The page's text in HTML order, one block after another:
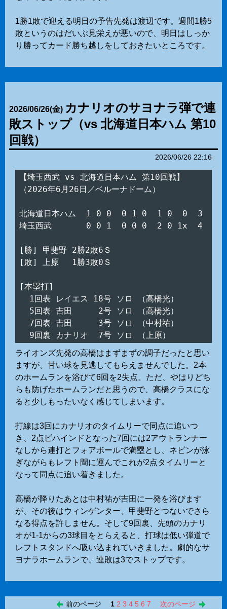
1勝1敗で迎える明日の予告先発は渡辺です。週間1勝5
敗というのはだいぶ見栄えが悪いので、明日はしっか
り勝ってカード勝ち越しをしておきたいところです。
2026/06/26(金) カナリオのサヨナラ弾で連
敗ストップ（vs 北海道日本ハム 第10
回戦）
2026/06/26 22:16
【埼玉西武 vs 北海道日本ハム 第10回戦】
（2026年6月26日／ベルーナドーム）
北海道日本ハム  1 0 0  0 1 0  1 0  0  3
埼玉西武　　　  0 0 1  0 0 0  2 0 1x  4
[勝] 甲斐野 2勝2敗6Ｓ
[敗] 上原　 1勝3敗0Ｓ
[本塁打]
ライオンズ先発の高橋はまずまずの調子だったと思い
ますが、甘い球を見逃してもらえませんでした。2本
のホームランを浴びて6回を2失点。ただ、やはりどち
らも防げたホームランだと思うので、高橋クラスにな
ると少しもったいなく感じてしまいます。
打線は3回にカナリオのタイムリーで同点に追いつ
き、2点ビハインドとなった7回には2アウトランナー
なしから連打とフォアボールで満塁とし、ネビンが泳
ぎながらもレフト間に運んでこれが2点タイムリーと
なって同点に追い着きました。
高橋が降りたあとは中村祐が吉田に一発を浴びます
が、その後はウィンゲンター、甲斐野とつないでさら
なる得点を許しません。そして9回裏、先頭のカナリ
オが1-1からの3球目をとらえると、打球は低い弾道で
レフトスタンドへ吸い込まれていきました。劇的なサ
ヨナラホームランで、連敗は3でストップです。
前のページ 1 2 3 4 5 6 7 次のページ